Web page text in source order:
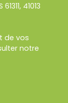
41013
de vos
notre